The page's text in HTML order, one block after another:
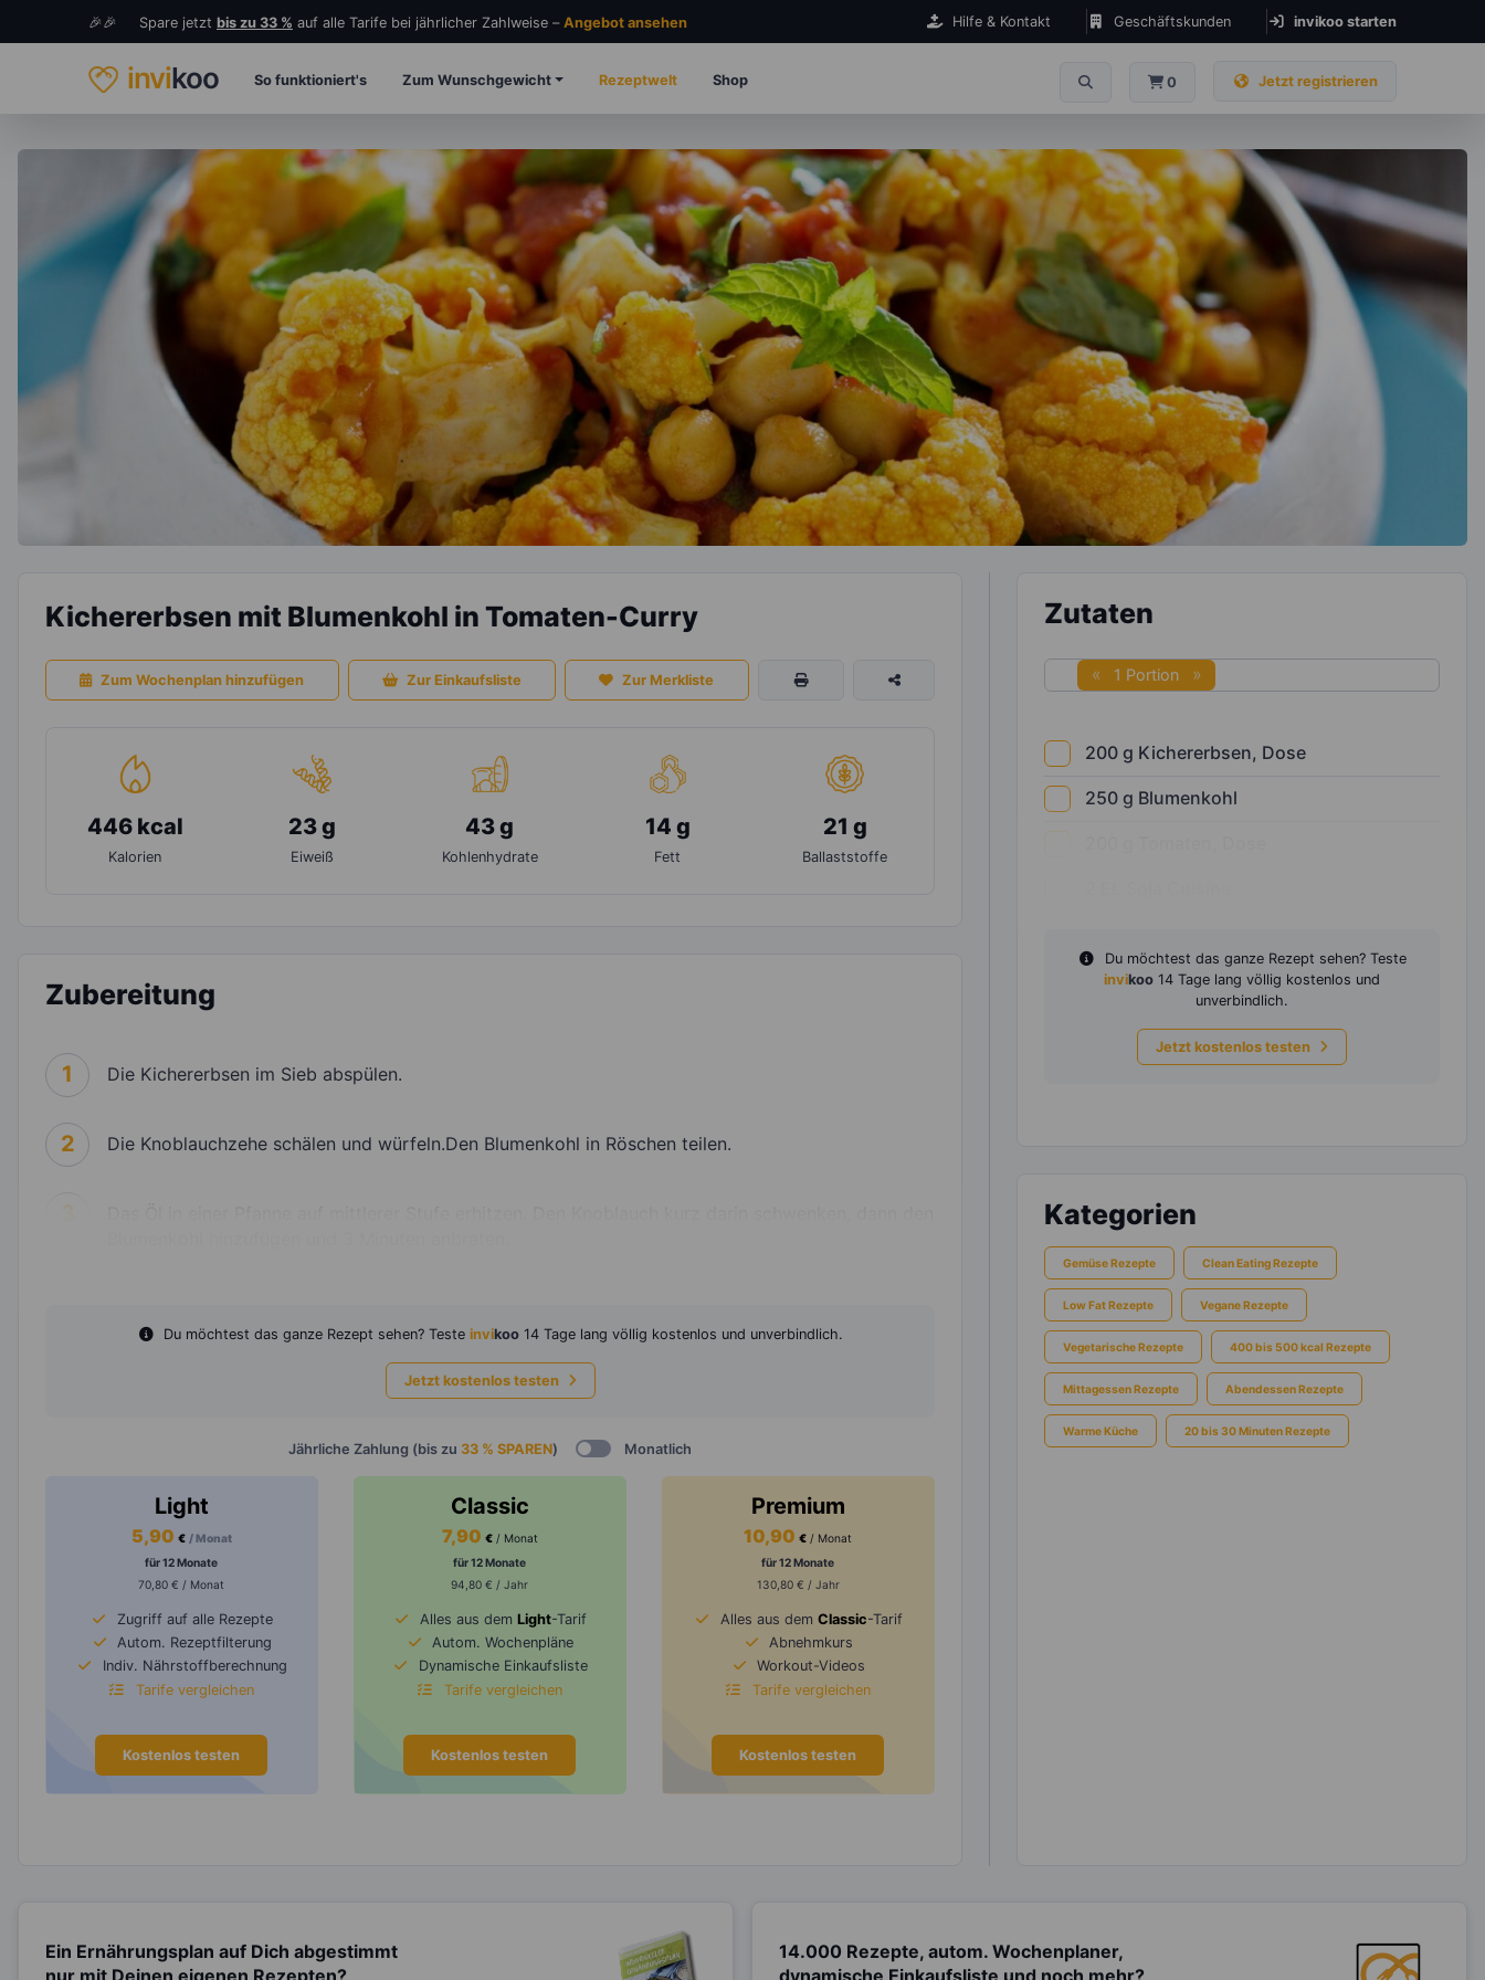
🎉🎉 Spare jetzt bis zu 33 % auf alle Tarife bei jährlicher Zahlweise – Angebot ansehen Hilfe & Kontakt Geschäftskunden invikoo starten
invikoo So funktioniert's Zum Wunschgewicht Rezeptwelt Shop 0 Jetzt registrieren
Kichererbsen mit Blumenkohl in Tomaten-Curry
Zum Wochenplan hinzufügen Zur Einkaufsliste Zur Merkliste
446 kcal
Kalorien
23 g
Eiweiß
43 g
Kohlenhydrate
14 g
Fett
21 g
Ballaststoffe
Zubereitung
1 Die Kichererbsen im Sieb abspülen.
2 Die Knoblauchzehe schälen und würfeln.Den Blumenkohl in Röschen teilen.
Du möchtest das ganze Rezept sehen? Teste invikoo 14 Tage lang völlig kostenlos und unverbindlich.
Jetzt kostenlos testen
Jährliche Zahlung (bis zu 33 % SPAREN) Monatlich
Light
5,90 € / Monat
für 12 Monate
70,80 € / Monat
Zugriff auf alle Rezepte
Autom. Rezeptfilterung
Indiv. Nährstoffberechnung
Tarife vergleichen
Kostenlos testen
Classic
7,90 € / Monat
für 12 Monate
94,80 € / Jahr
Alles aus dem Light-Tarif
Autom. Wochenpläne
Dynamische Einkaufsliste
Tarife vergleichen
Kostenlos testen
Premium
10,90€ / Monat
für 12 Monate
130,80 € / Jahr
Alles aus dem Classic-Tarif
Abnehmkurs
Workout-Videos
Tarife vergleichen
Kostenlos testen
Zutaten
1 Portion
200 g Kichererbsen, Dose
250 g Blumenkohl
Du möchtest das ganze Rezept sehen? Teste
invikoo 14 Tage lang völlig kostenlos und
unverbindlich.
Jetzt kostenlos testen
Kategorien
Gemüse Rezepte Clean Eating Rezepte
Low Fat Rezepte Vegane Rezepte
Vegetarische Rezepte 400 bis 500 kcal Rezepte
Mittagessen Rezepte Abendessen Rezepte
Warme Küche 20 bis 30 Minuten Rezepte
Ein Ernährungsplan auf Dich abgestimmt
14.000 Rezepte, autom. Wochenplaner,